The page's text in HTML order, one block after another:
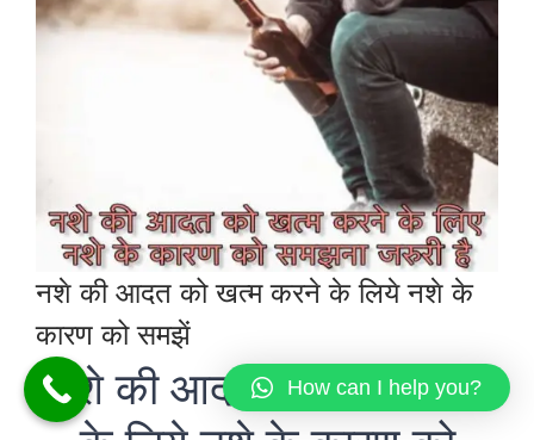
नशे की आदत को खत्म करने के लिये नशे के
कारण को समझें
नशे की आदत को खत्म करने
How can I help you?